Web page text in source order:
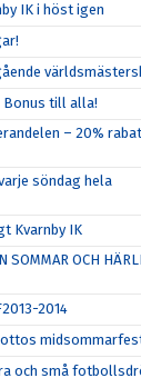
IK i höst igen
Bonus till alla!
– 20%
söndag hela
Kvarnby IK
SOMMAR OCH
2014
och små